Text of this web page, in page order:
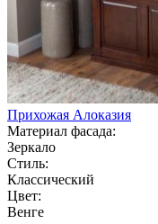
Прихожая Алоказия
Материал фасада:
Зеркало
Стиль:
Классический
Цвет:
Венге